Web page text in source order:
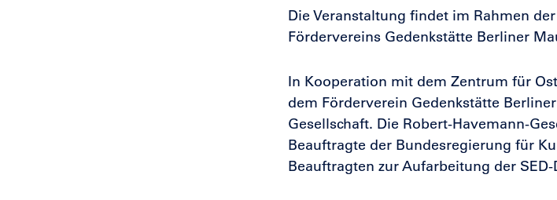
Die Veranstaltung findet im Rahmen
Fördervereins Gedenkstätte Berliner
In Kooperation mit dem Zentrum für
dem Förderverein Gedenkstätte
Gesellschaft. Die Robert-Havemann-
Beauftragte der Bundesregierung für
Beauftragten zur Aufarbeitung der SED-